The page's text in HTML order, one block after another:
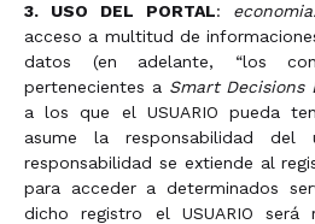
3. USO DEL PORTAL:
acceso a multitud de
datos (en adelante, “los
pertenecientes a Smart Decisions
a los que el USUARIO pueda
asume la responsabilidad
responsabilidad se extiende al
para acceder a determinados
dicho registro el USUARIO será